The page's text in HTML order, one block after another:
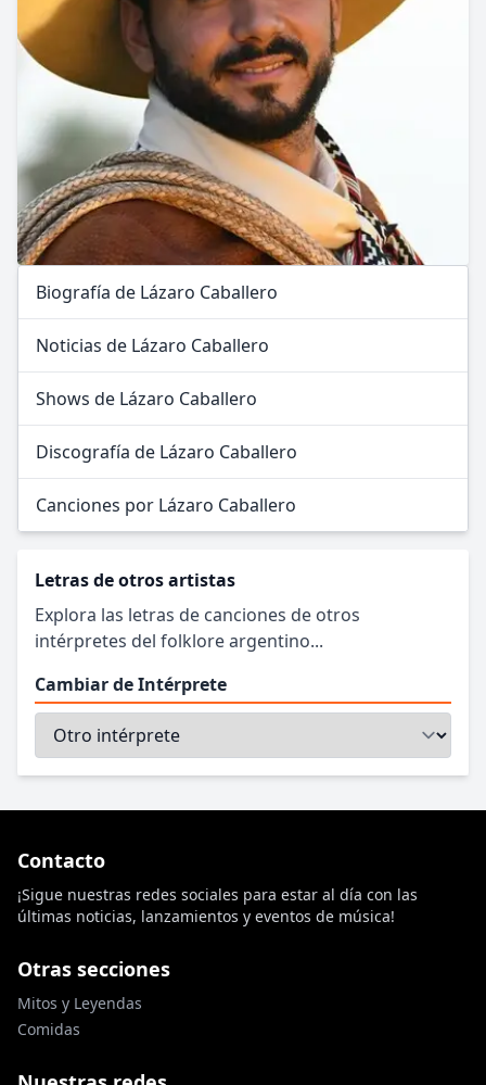
Biografía de Lázaro Caballero
Noticias de Lázaro Caballero
Shows de Lázaro Caballero
Discografía de Lázaro Caballero
Canciones por Lázaro Caballero
Letras de otros artistas
Explora las letras de canciones de otros
intérpretes del folklore argentino...
Cambiar de Intérprete
Contacto
¡Sigue nuestras redes sociales para estar al día con las
últimas noticias, lanzamientos y eventos de música!
Otras secciones
Mitos y Leyendas
Comidas